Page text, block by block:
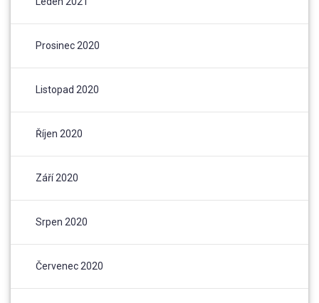
Prosinec 2020
Listopad 2020
Říjen 2020
Září 2020
Srpen 2020
Červenec 2020